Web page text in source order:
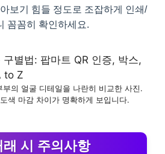
보기 힘들 정도로 조잡하게 인쇄/
꼼꼼히 확인하세요.
의 얼굴 디테일을 나란히 비교한 사진.
색 마감 차이가 명확하게 보입니다.
래 시 주의사항